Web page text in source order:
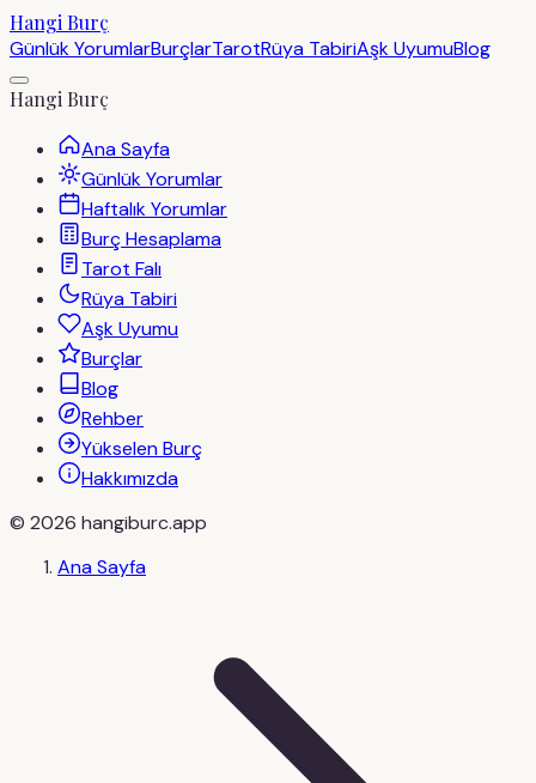
Hangi Burç
Günlük YorumlarBurçlarTarotRüya TabiriAşk UyumuBlog
Hangi Burç
Ana Sayfa
Günlük Yorumlar
Haftalık Yorumlar
Burç Hesaplama
Tarot Falı
Rüya Tabiri
Aşk Uyumu
Burçlar
Blog
Rehber
Yükselen Burç
Hakkımızda
© 2026 hangiburc.app
Ana Sayfa